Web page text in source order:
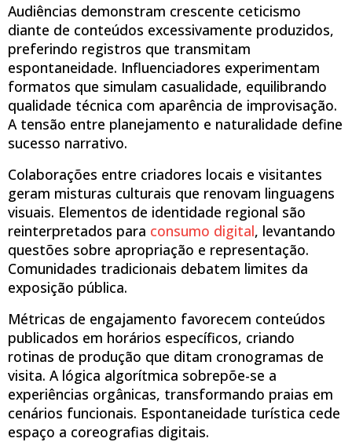
Audiências demonstram crescente ceticismo
diante de conteúdos excessivamente produzidos,
preferindo registros que transmitam
espontaneidade. Influenciadores experimentam
formatos que simulam casualidade, equilibrando
qualidade técnica com aparência de improvisação.
A tensão entre planejamento e naturalidade define
sucesso narrativo.
Colaborações entre criadores locais e visitantes
geram misturas culturais que renovam linguagens
visuais. Elementos de identidade regional são
reinterpretados para consumo digital, levantando
questões sobre apropriação e representação.
Comunidades tradicionais debatem limites da
exposição pública.
Métricas de engajamento favorecem conteúdos
publicados em horários específicos, criando
rotinas de produção que ditam cronogramas de
visita. A lógica algorítmica sobrepõe-se a
experiências orgânicas, transformando praias em
cenários funcionais. Espontaneidade turística cede
espaço a coreografias digitais.